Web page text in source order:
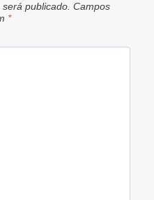
publicado. Campos
*